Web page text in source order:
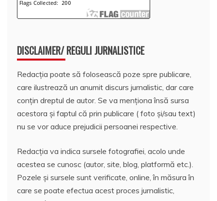
DISCLAIMER/ REGULI JURNALISTICE
Redacția poate să folosească poze spre publicare,
care ilustrează un anumit discurs jurnalistic, dar care
conțin dreptul de autor. Se va menționa însă sursa
acestora și faptul că prin publicare ( foto și/sau text)
nu se vor aduce prejudicii persoanei respective.
Redacția va indica sursele fotografiei, acolo unde
acestea se cunosc (autor, site, blog, platformă etc.).
Pozele și sursele sunt verificate, online, în măsura în
care se poate efectua acest proces jurnalistic,